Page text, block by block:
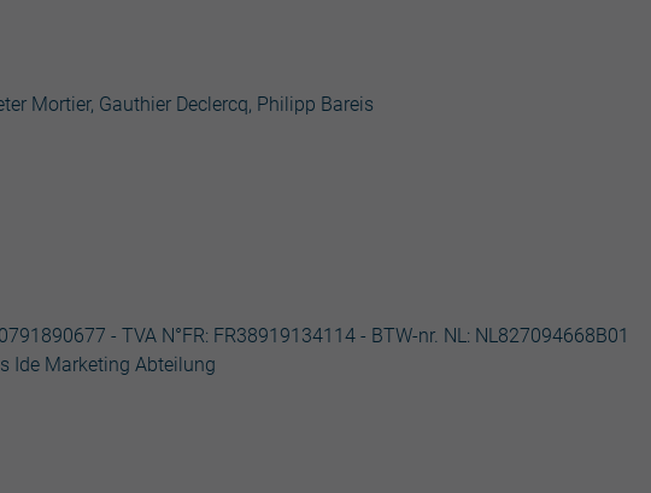
Mortier, Gauthier Declercq, Philipp Bareis
- TVA N°FR: FR38919134114 - BTW-nr. NL: NL827094668B01
Ide Marketing Abteilung